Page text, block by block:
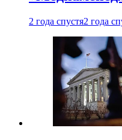
2 года спустя2 года